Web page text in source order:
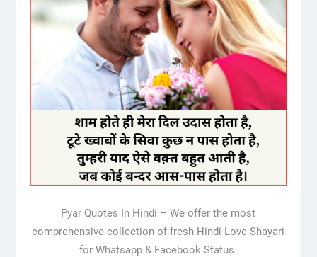
Pyar Quotes In Hindi – We offer the most
comprehensive collection of fresh Hindi Love Shayari
for Whatsapp & Facebook Status.